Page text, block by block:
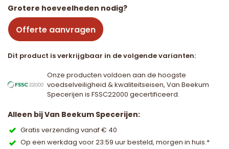
Grotere hoeveelheden nodig?
Offerte aanvragen
Dit product is verkrijgbaar in de volgende varianten:
Onze producten voldoen aan de hoogste
voedselveiligheid & kwaliteitseisen, Van Beekum
Specerijen is FSSC22000 gecertificeerd.
Alleen bij Van Beekum Specerijen:
Gratis verzending vanaf € 40
Op een werkdag voor 23:59 uur besteld, morgen in huis.*